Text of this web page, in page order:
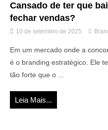
Cansado de ter que
fechar vendas?
10 de setembro de 2025
Em um mercado onde a
é o branding estratégico. Ele
tão forte que o ...
Leia Mais...